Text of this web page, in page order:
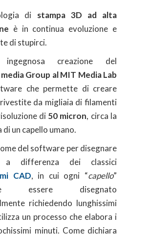
di stampa 3D ad alta
è in continua evoluzione e
di stupirci.
ingegnosa creazione del
Group al MIT Media Lab
che permette di creare
da migliaia di filamenti
di 50 micron, circa la
di un capello umano.
del software per disegnare
differenza dei classici
CAD, in cui ogni “capello”
essere disegnato
richiedendo lunghissimi
un processo che elabora i
minuti. Come dichiara